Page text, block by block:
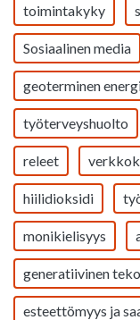
toimintakyky
Sosiaalinen media
geoterminen
työterveyshuolto
releet
hiilidioksidi
monikielisyys
generatiivinen
esteettömyys ja